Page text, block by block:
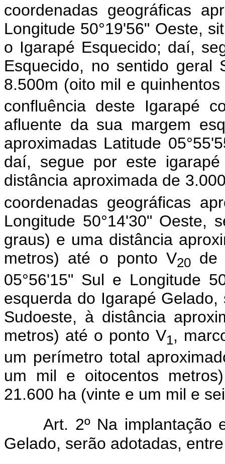
coordenadas geográficas
Longitude 50°19'56" Oeste,
o Igarapé Esquecido; daí,
Esquecido, no sentido geral
8.500m (oito mil e
confluência deste Igarapé
afluente da sua margem
aproximadas Latitude
daí, segue por este
distância aproximada de
coordenadas geográficas
Longitude 50°14'30" Oeste,
graus) e uma distância
metros) até o ponto V20 de
05°56'15" Sul e Longitude
esquerda do Igarapé
Sudoeste, à distância
metros) até o ponto V1,
um perímetro total
um mil e oitocentos
21.600 ha (vinte e um mil e
Art. 2º Na implantação
Gelado, serão adotadas,